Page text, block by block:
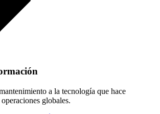
a la tecnología que hace
globales.